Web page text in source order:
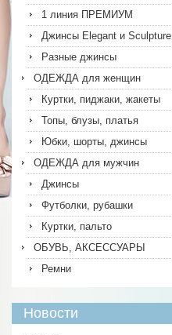
1 линия ПРЕМИУМ
Джинсы Elegant и Sculpture
Разные джинсы
ОДЕЖДА для женщин
Куртки, пиджаки, жакеты
Топы, блузы, платья
Юбки, шорты, джинсы
ОДЕЖДА для мужчин
Джинсы
Футболки, рубашки
Куртки, пальто
ОБУВЬ, АКСЕССУАРЫ
Ремни
Новости